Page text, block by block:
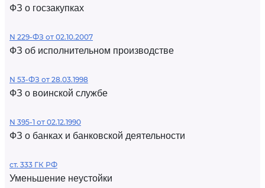
ФЗ о госзакупках
N 229-ФЗ от 02.10.2007
ФЗ об исполнительном производстве
N 53-ФЗ от 28.03.1998
ФЗ о воинской службе
N 395-1 от 02.12.1990
ФЗ о банках и банковской деятельности
ст. 333 ГК РФ
Уменьшение неустойки